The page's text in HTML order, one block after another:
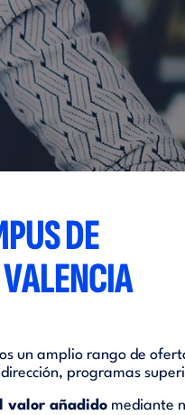
DE
un amplio rango de
programas
valor añadido mediante